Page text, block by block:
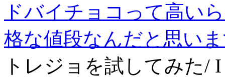
ドバイチョコって高い
格な値段なんだと思い
トレジョを試してみた/ I